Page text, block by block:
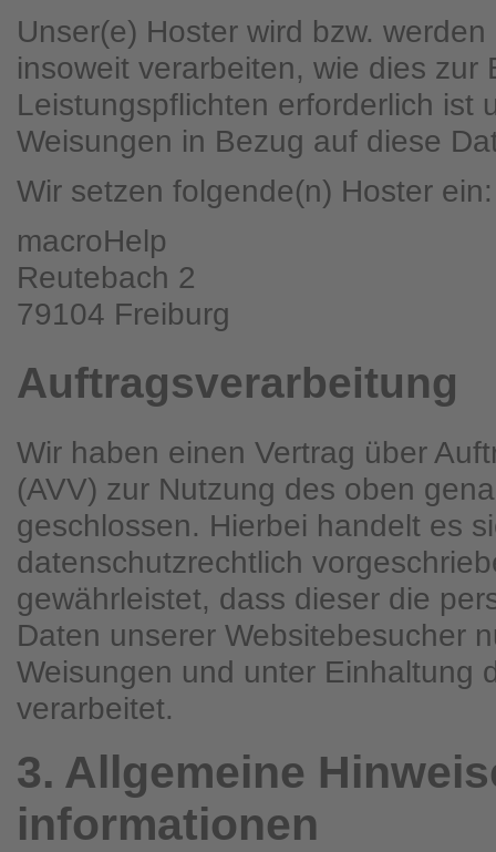
Unser(e) Hoster wird bzw.
insoweit verarbeiten, wie dies zur
Leistungspflichten erforderlich ist
Weisungen in Bezug auf diese
Wir setzen folgende(n) Hoster ein:
macroHelp
Reutebach 2
79104 Freiburg
Auftragsverarbeitung
Wir haben einen Vertrag über
(AVV) zur Nutzung des oben
geschlossen. Hierbei handelt es
datenschutzrechtlich
gewährleistet, dass dieser die
Daten unserer Websitebesucher
Weisungen und unter Einhaltung
verarbeitet.
3. Allgemeine
informationen